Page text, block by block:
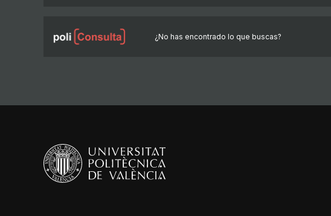
¿No has encontrado lo que buscas?